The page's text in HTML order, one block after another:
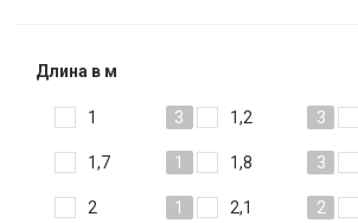
Длина в м
1 3 1,2 3
1,7 1 1,8 3
2 1 2,1 2